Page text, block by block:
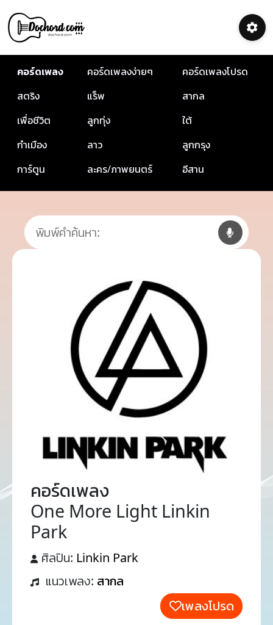
คอร์ดเพลง คอร์ดเพลงง่ายๆ
คอร์ดเพลงโปรด
สตริง
แร็พ
สากล
เพื่อชีวิต
ลูกทุ่ง
ใต้
กำเมือง
ลาว
ลูกกรุง
การ์ตูน
ละคร/ภาพยนตร์ อีสาน
คอร์ดเพลง
One More Light Linkin
Park
ศิลปิน: Linkin Park
แนวเพลง: สากล
เพลงโปรด